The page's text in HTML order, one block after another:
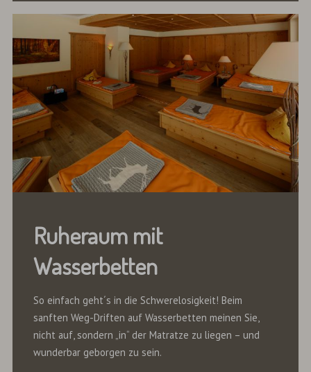
Ruheraum mit
Wasserbetten
So einfach geht´s in die Schwerelosigkeit! Beim
sanften Weg-Driften auf Wasserbetten meinen Sie,
nicht auf, sondern „in“ der Matratze zu liegen – und
wunderbar geborgen zu sein.